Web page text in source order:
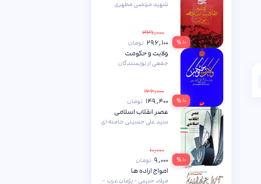
۱۰ %
شهید مرتضی مطهری
۳۲۹,۰۰۰
۲۹۶,۱۰۰ تومان
۱۰ %
ولایت و حکومت
جمعی از نویسندگان
۱۶۶,۰۰۰
۱۴۹,۴۰۰ تومان
۱۰ %
عصر انقلاب اسلامی
سید علی حسینی خامنه ای
۱۰,۰۰۰
۹,۰۰۰ تومان
امواج اراده ها
میلاد حبیبی - پژمان عرب -